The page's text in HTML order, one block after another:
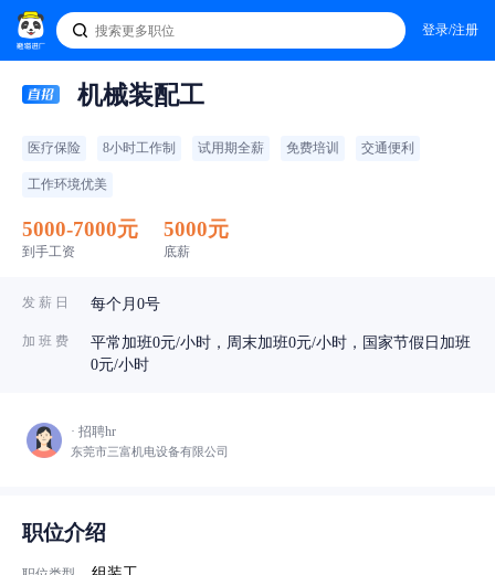
登录/注册
机械装配工
医疗保险 8小时工作制 试用期全薪 免费培训 交通便利
工作环境优美
5000-7000元
到手工资
5000元
底薪
发 薪 日 每个月0号
加 班 费
平常加班0元/小时，周末加班0元/小时，国家节假日加班
0元/小时
· 招聘hr
东莞市三富机电设备有限公司
职位介绍